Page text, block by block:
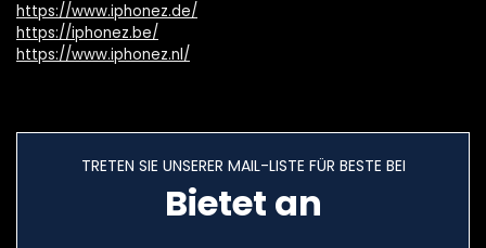
https://www.iphonez.de/
https://iphonez.be/
https://www.iphonez.nl/
TRETEN SIE UNSERER MAIL-LISTE FÜR BESTE BEI
Bietet an